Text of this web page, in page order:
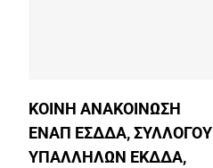
ΚΟΙΝΗ ΑΝΑΚΟΙΝΩΣΗ
ΕΝΑΠ ΕΣΔΔΑ, ΣΥΛΛΟΓΟΥ
ΥΠΑΛΛΗΛΩΝ ΕΚΔΔΑ,